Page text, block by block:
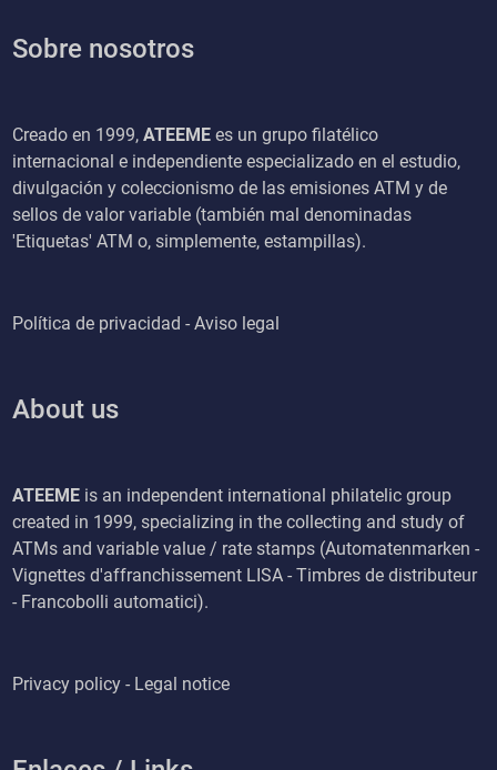
Sobre nosotros
Creado en 1999,ATEEME es un grupo filatélico
internacional e independiente especializado en el estudio,
divulgación y coleccionismo de las emisiones ATM y de
sellos de valor variable (también mal denominadas
'Etiquetas' ATM o, simplemente, estampillas).
Política de privacidad - Aviso legal
About us
ATEEME is an independent international philatelic group
created in 1999, specializing in the collecting and study of
ATMs and variable value / rate stamps (Automatenmarken -
Vignettes d'affranchissement LISA - Timbres de distributeur
- Francobolli automatici).
Privacy policy - Legal notice